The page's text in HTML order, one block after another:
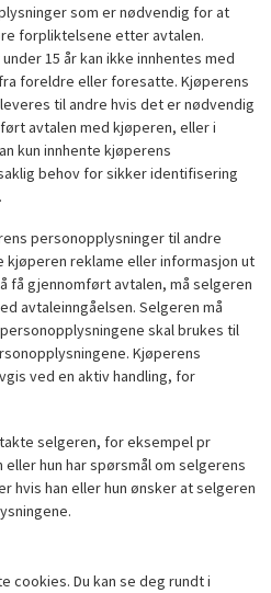
som er nødvendig for at
forpliktelsene etter avtalen.
15 år kan ikke innhentes med
foreldre eller foresatte. Kjøperens
til andre hvis det er nødvendig
avtalen med kjøperen, eller i
kun innhente kjøperens
behov for sikker identifisering
personopplysninger til andre
reklame eller informasjon ut
få gjennomført avtalen, må selgeren
avtaleinngåelsen. Selgeren må
skal brukes til
Kjøperens
ved en aktiv handling, for
selgeren, for eksempel pr
hun har spørsmål om selgerens
hvis han eller hun ønsker at selgeren
cookies. Du kan se deg rundt i